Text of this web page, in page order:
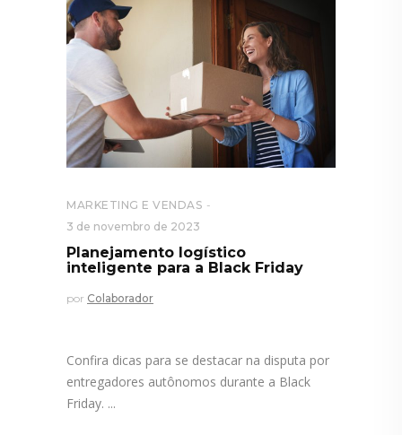
MARKETING E VENDAS
3 de novembro de 2023
Planejamento logístico
inteligente para a Black Friday
por Colaborador
Confira dicas para se destacar na disputa por
entregadores autônomos durante a Black
Friday.